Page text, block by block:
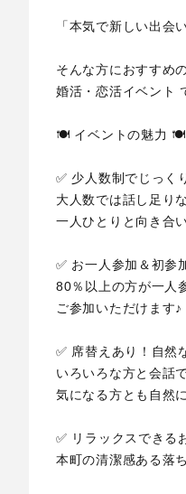
「本気で新しい出会
そんな方におすすめ
婚活・恋活イベント
🍽 イベントの魅力 🍽
✅ 少人数制でじっく
大人数では話し足り
一人ひとりと向き合
✅ お一人参加＆初参
80％以上の方が一人
ご参加いただけます♪
✅ 席替えあり！自然
いろいろな方と会話
気になる方とも自然
✅ リラックスできる
本町の清潔感ある落